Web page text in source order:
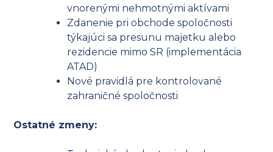
vnorenými nehmotnými aktívami
Zdanenie pri obchode spoločnosti
týkajúci sa presunu majetku alebo
rezidencie mimo SR (implementácia
ATAD)
Nové pravidlá pre kontrolované
zahraničné spoločnosti
Ostatné zmeny: